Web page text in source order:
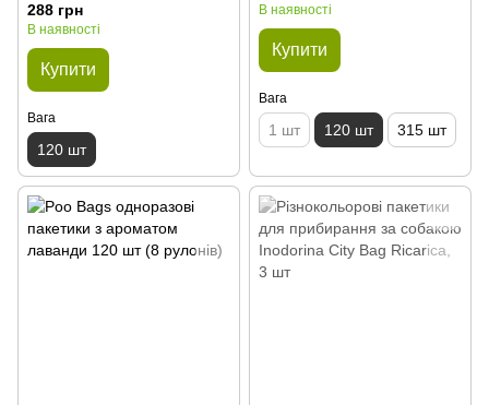
288 грн
В наявності
Купити
Вага
120 шт
В наявності
Купити
Вага
1 шт 120 шт 315 шт